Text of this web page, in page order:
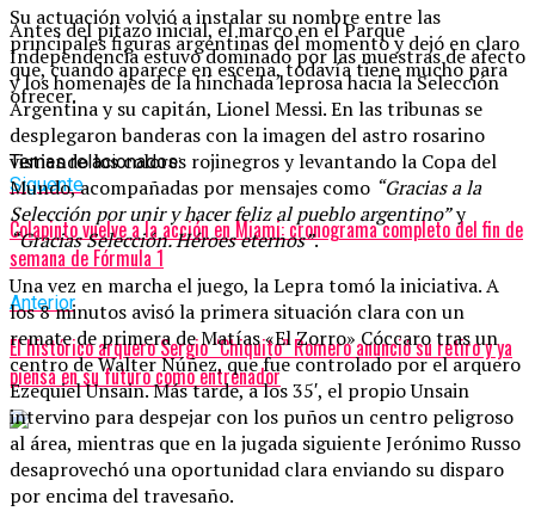
Su actuación volvió a instalar su nombre entre las
principales figuras argentinas del momento y dejó en claro
que, cuando aparece en escena, todavía tiene mucho para
ofrecer.
Temas relacionados:
Siguente
Colapinto vuelve a la acción en Miami: cronograma completo del fin de
semana de Fórmula 1
Anterior
El histórico arquero Sergio “Chiquito” Romero anunció su retiro y ya
piensa en su futuro como entrenador
Antes del pitazo inicial, el marco en el Parque
Independencia estuvo dominado por las muestras de afecto
y los homenajes de la hinchada leprosa hacia la Selección
Argentina y su capitán, Lionel Messi. En las tribunas se
desplegaron banderas con la imagen del astro rosarino
vistiendo los colores rojinegros y levantando la Copa del
Mundo, acompañadas por mensajes como “Gracias a la
Selección por unir y hacer feliz al pueblo argentino”y
“Gracias Selección. Héroes eternos”.
Una vez en marcha el juego, la Lepra tomó la iniciativa. A
los 8 minutos avisó la primera situación clara con un
remate de primera de Matías «El Zorro» Cóccaro tras un
centro de Walter Núñez, que fue controlado por el arquero
Ezequiel Unsain. Más tarde, a los 35′, el propio Unsain
intervino para despejar con los puños un centro peligroso
al área, mientras que en la jugada siguiente Jerónimo Russo
desaprovechó una oportunidad clara enviando su disparo
por encima del travesaño.